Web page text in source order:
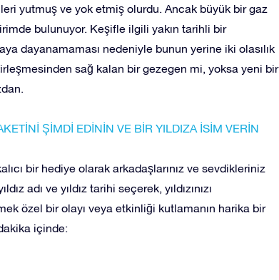
yutmuş ve yok etmiş olurdu. Ancak büyük bir gaz
bulunuyor. Keşifle ilgili yakın tarihli bir
dayanamaması nedeniyle bunun yerine iki olasılık
sağ kalan bir gezegen mi, yoksa yeni bir
ŞİMDİ EDİNİN VE BİR YILDIZA İSİM VERİN
bir hediye olarak arkadaşlarınız ve sevdikleriniz
adı ve yıldız tarihi seçerek, yıldızınızı
özel bir olayı veya etkinliği kutlamanın harika bir
içinde: